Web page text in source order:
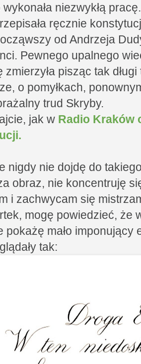
wykonała niezwykłą
ręcznie
od Andrzeja
Pewnego upalnego
zmierzyła pisząc tak
o pomyłkach,
trud Skryby.
jak w Radio Kraków
nigdy nie dojdę do
obraz, nie koncentruję
i zachwycam się
mogę powiedzieć, że
pokażę mało
tak: